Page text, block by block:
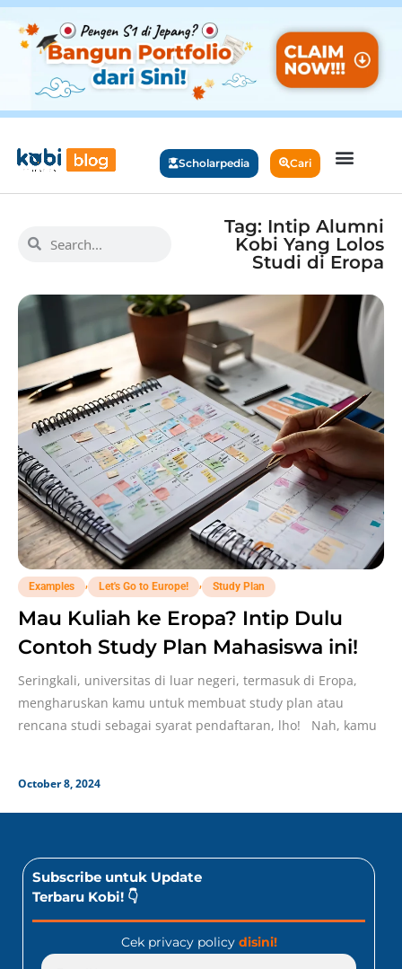
Scholarpedia Cari
Tag: Intip Alumni
Kobi Yang Lolos
Studi di Eropa
Examples Let's Go to Europe! Study Plan
Mau Kuliah ke Eropa? Intip Dulu
Contoh Study Plan Mahasiswa ini!
Seringkali, universitas di luar negeri, termasuk di Eropa,
mengharuskan kamu untuk membuat study plan atau
rencana studi sebagai syarat pendaftaran, lho! Nah, kamu
October 8, 2024
Subscribe untuk Update
Terbaru Kobi! 👇
Cek privacy policy disini!